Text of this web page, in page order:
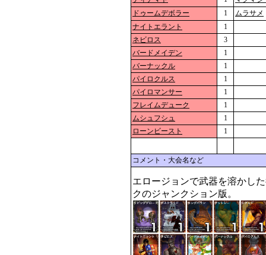
ドゥームデボラー
1
ムラサメ
ナイトエラント
1
ネビロス
3
バードメイデン
1
バーナックル
1
パイロクルス
1
パイロマンサー
1
フレイムデューク
1
ムシュフシュ
1
ローンビースト
1
コメント・大会名など
エロージョンで武器を溶かし